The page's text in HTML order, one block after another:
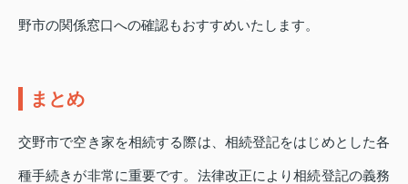
野市の関係窓口への確認もおすすめいたします。
まとめ
交野市で空き家を相続する際は、相続登記をはじめとした各
種手続きが非常に重要です。法律改正により相続登記の義務